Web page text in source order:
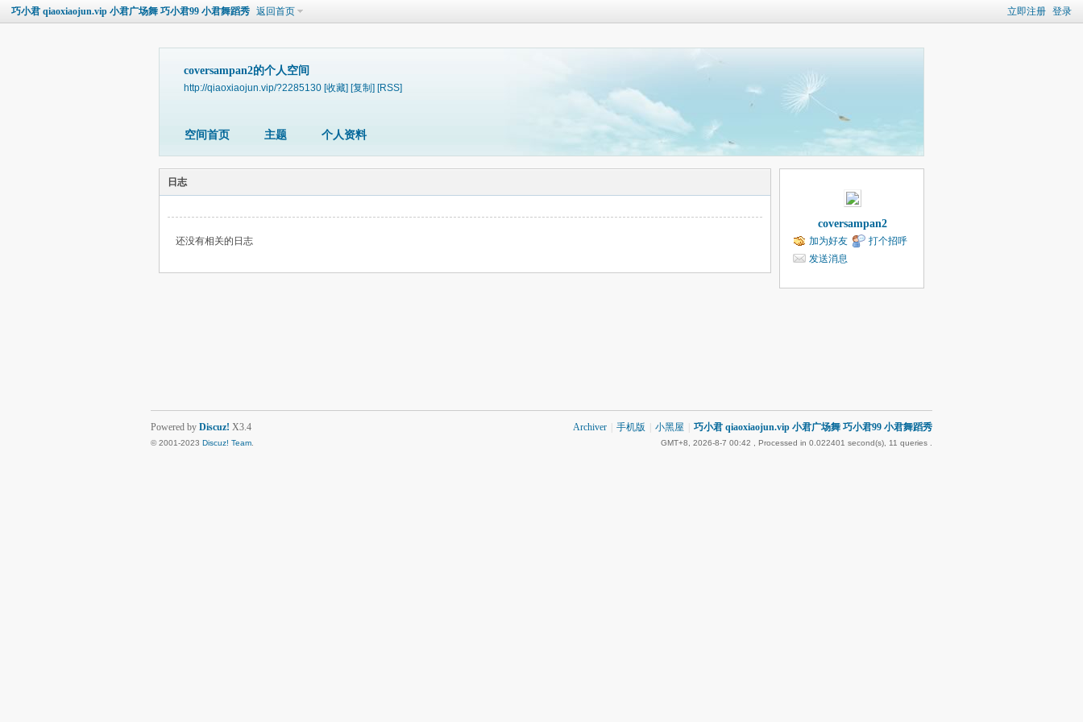
立即注册 登录
巧小君 qiaoxiaojun.vip 小君广场舞 巧小君99 小君舞蹈秀 返回首页
coversampan2的个人空间
http://qiaoxiaojun.vip/?2285130 [收藏] [复制] [RSS]
空间首页 主题 个人资料
日志
还没有相关的日志
coversampan2
加为好友
打个招呼
发送消息
Archiver 手机版 小黑屋 巧小君 qiaoxiaojun.vip 小君广场舞 巧小君99 小君舞蹈秀
GMT+8, 2026-8-7 00:42 , Processed in 0.022401 second(s), 11 queries .
Powered by Discuz! X3.4
© 2001-2023 Discuz! Team